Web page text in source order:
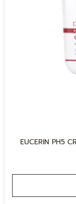
EUCERIN PH5